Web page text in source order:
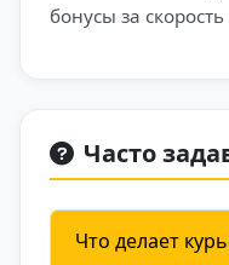
бонусы за
Часто
Что делает